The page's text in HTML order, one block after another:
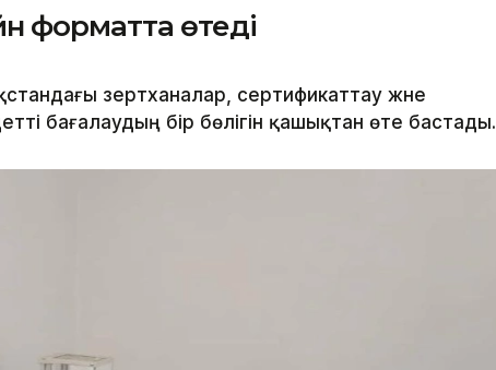
форматта өтеді
зертханалар, сертификаттау және
бағалаудың бір бөлігін қашықтан өте бастады.